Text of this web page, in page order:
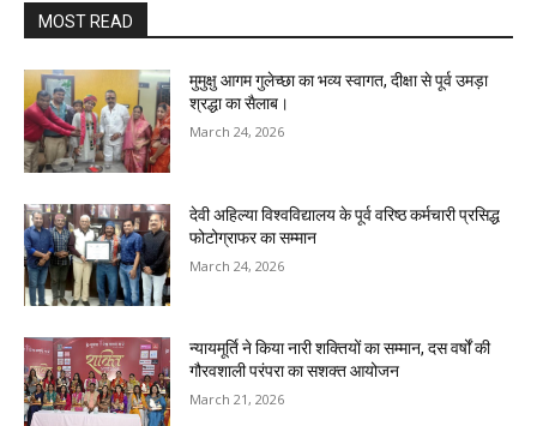
MOST READ
मुमुक्षु आगम गुलेच्छा का भव्य स्वागत, दीक्षा से पूर्व उमड़ा
श्रद्धा का सैलाब।
March 24, 2026
देवी अहिल्या विश्वविद्यालय के पूर्व वरिष्ठ कर्मचारी प्रसिद्ध
फोटोग्राफर का सम्मान
March 24, 2026
न्यायमूर्ति ने किया नारी शक्तियों का सम्मान, दस वर्षों की
गौरवशाली परंपरा का सशक्त आयोजन
March 21, 2026